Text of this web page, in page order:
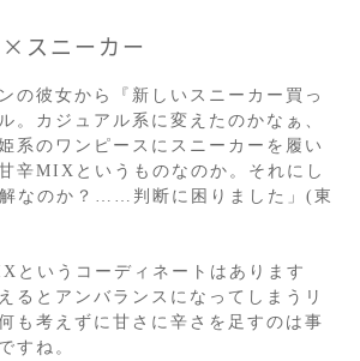
スニーカー
の彼女から『新しいスニーカー買っ
。カジュアル系に変えたのかなぁ、
系のワンピースにスニーカーを履い
辛MIXというものなのか。それにし
なのか？……判断に困りました」(東
というコーディネートはあります
るとアンバランスになってしまうリ
も考えずに甘さに辛さを足すのは事
すね。